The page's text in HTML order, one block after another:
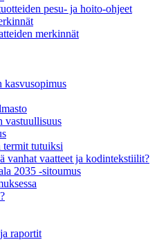
pesu- ja hoito-ohjeet
merkinnät
kasvusopimus
vastuullisuus
termit tutuiksi
vanhat vaatteet ja kodintekstiilit?
2035 -sitoumus
raportit